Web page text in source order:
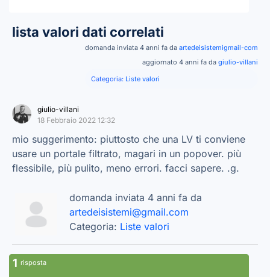
lista valori dati correlati
domanda inviata 4 anni fa da artedeisistemigmail-com
aggiornato 4 anni fa da giulio-villani
Categoria: Liste valori
giulio-villani
18 Febbraio 2022 12:32
mio suggerimento: piuttosto che una LV ti conviene
usare un portale filtrato, magari in un popover. più
flessibile, più pulito, meno errori. facci sapere. .g.
domanda inviata 4 anni fa da
artedeisistemi@gmail.com
Categoria: Liste valori
1 risposta